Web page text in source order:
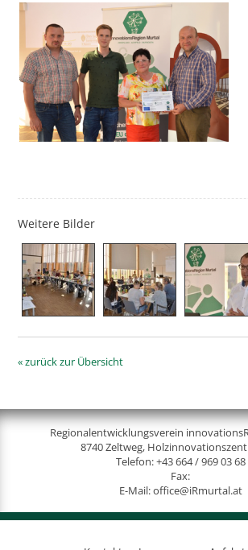
Weitere Bilder
« zurück zur Übersicht
Regionalentwicklungsverein
8740 Zeltweg,
Telefon:+43 664 / 969 03 68
Fax:
E-Mail:office@iRmurtal.at